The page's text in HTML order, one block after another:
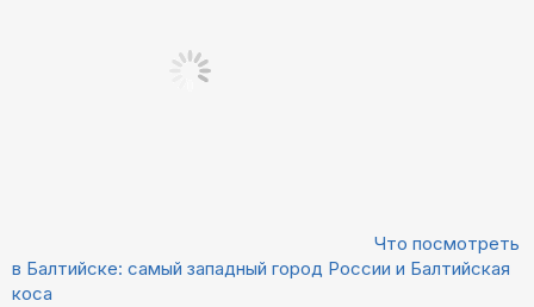
Что посмотреть
в Балтийске: самый западный город России и Балтийская
коса